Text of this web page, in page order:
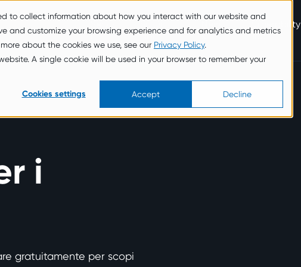
to collect information about how you interact with our website and
and customize your browsing experience and for analytics and metrics
about the cookies we use, see our Privacy Policy.
A single cookie will be used in your browser to remember your
Cookies settings Accept Decline
i
Noi
New
s
Vulnerability
Hub
i
gratuitamente per scopi